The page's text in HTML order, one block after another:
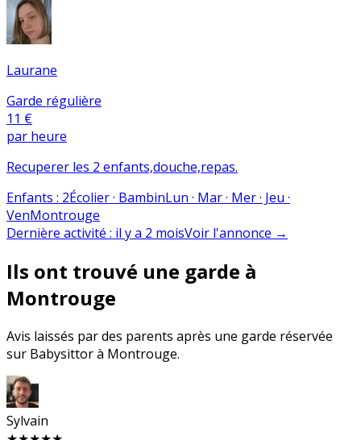
Laurane
Garde régulière
11 €
par heure
Recuperer les 2 enfants,douche,repas.
Enfants : 2Écolier · BambinLun · Mar · Mer · Jeu ·
VenMontrouge
Dernière activité : il y a 2 moisVoir l'annonce →
Ils ont trouvé une garde à
Montrouge
Avis laissés par des parents après une garde réservée
sur Babysittor à Montrouge.
Sylvain